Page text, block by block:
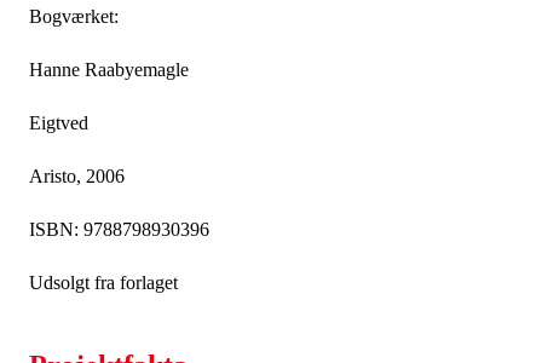
Bogværket:
Hanne Raabyemagle
Eigtved
Aristo, 2006
ISBN: 9788798930396
Udsolgt fra forlaget